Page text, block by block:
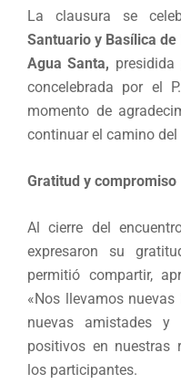
La clausura se
Santuario y Basílica
Agua Santa, presidida
concelebrada por el
momento de
continuar el camino
Gratitud y compromiso
Al cierre del
expresaron su
permitió compartir,
«Nos llevamos nuevas
nuevas amistades
positivos en nuestras
los participantes.